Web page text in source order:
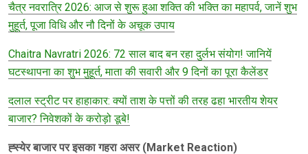
चैत्र नवरात्रि 2026: आज से शुरू हुआ शक्ति की भक्ति का महापर्व, जानें शुभ
मुहूर्त, पूजा विधि और नौ दिनों के अचूक उपाय
Chaitra Navratri 2026: 72 साल बाद बन रहा दुर्लभ संयोग! जानियें
घटस्थापना का शुभ मुहूर्त, माता की सवारी और 9 दिनों का पूरा कैलेंडर
दलाल स्ट्रीट पर हाहाकार: क्यों ताश के पत्तों की तरह ढहा भारतीय शेयर
बाजार? निवेशकों के करोड़ो डूबे!
ह्स्येर बाजार पर इसका गहरा असर (Market Reaction)